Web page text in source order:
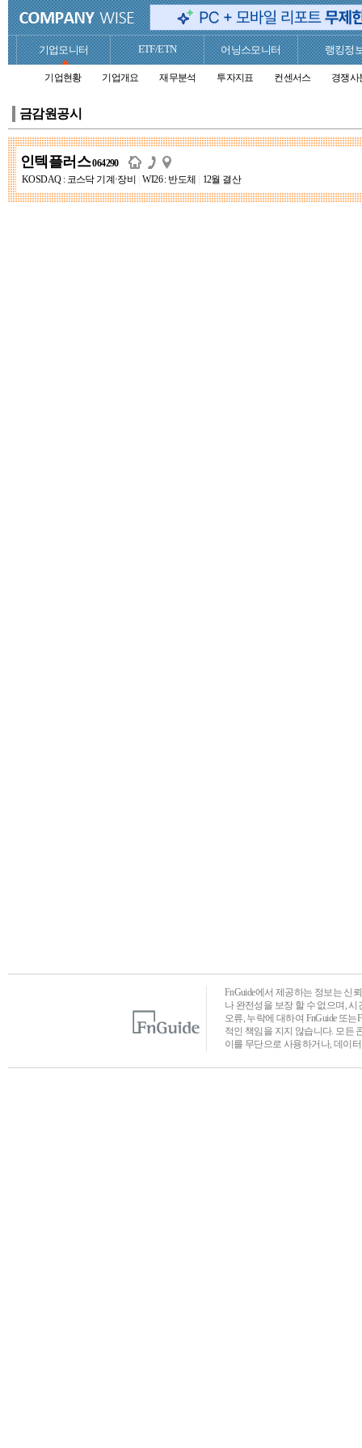
기업모니터 ETF/ETN 어닝스모니터 랭킹정
기업현황 기업개요 재무분석 투자지표 컨센서스 경쟁사
금감원공시
인텍플러스064290
KOSDAQ : 코스닥 기계·장비
WI26 : 반도체 12월 결산
FnGuide에서 제공하는 정보는 신
나 완전성을 보장 할 수 없으며,
오류, 누락에 대하여 FnGuide 또
적인 책임을 지지 않습니다. 모든
이를 무단으로 사용하거나, 데이